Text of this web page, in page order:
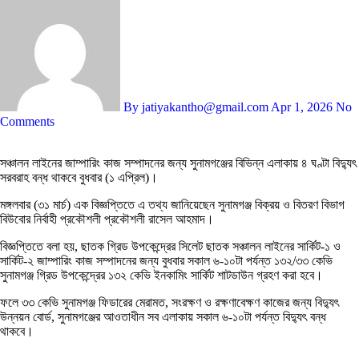
By jatiyakantho@gmail.com Apr 1, 2026 No
Comments
সঞ্চালন লাইনের জাম্পারিং কাজ সম্পাদনের জন্য সুনামগঞ্জের বিভিন্ন এলাকায় ৪ ঘণ্টা বিদ্যুৎ
সরবরাহ বন্ধ থাকবে বুধবার (১ এপ্রিল)।
মঙ্গলবার (৩১ মার্চ) এক বিজ্ঞপ্তিতে এ তথ্য জানিয়েছেন সুনামগঞ্জ বিক্রয় ও বিতরণ বিভাগ
বিউবোর নির্বাহী প্রকৌশলী প্রকৌশলী রাসেল আহমাদ।
বিজ্ঞপ্তিতে বলা হয়, ছাতক গ্রিড উপকেন্দ্রের সিলেট ছাতক সঞ্চালন লাইনের সার্কিট-১ ও
সার্কিট-২ জাম্পারিং কাজ সম্পাদনের জন্য বুধবার সকাল ৬-১০টা পর্যন্ত ১৩২/৩৩ কেভি
সুনামগঞ্জ গ্রিড উপকেন্দ্রের ১৩২ কেভি ইনকামিং সার্কিট শাটডাউন গ্রহণ করা হবে।
ফলে ৩৩ কেভি সুনামগঞ্জ ফিডারের মেরামত, সংরক্ষণ ও রক্ষণাবেক্ষণ কাজের জন্য বিদ্যুৎ
উন্নয়ন বোর্ড, সুনামগঞ্জের আওতাধীন সব এলাকায় সকাল ৬-১০টা পর্যন্ত বিদ্যুৎ বন্ধ
থাকবে।